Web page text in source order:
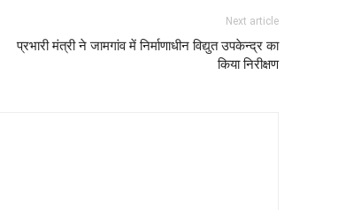
Next article
प्रभारी मंत्री ने जामगांव में निर्माणाधीन विद्युत उपकेन्द्र का
किया निरीक्षण